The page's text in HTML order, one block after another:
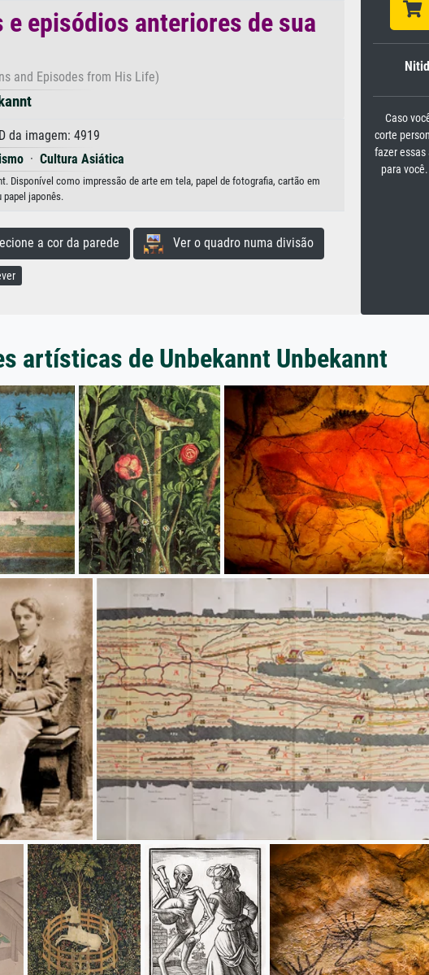
episódios anteriores de sua
and Episodes from His Life)
da imagem: 4919
· Cultura Asiática
Disponível como impressão de arte em tela, papel de fotografia, cartão em
papel japonês.
a cor da parede Ver o quadro numa divisão
Caso
corte
fazer essas
para
artísticas de Unbekannt Unbekannt